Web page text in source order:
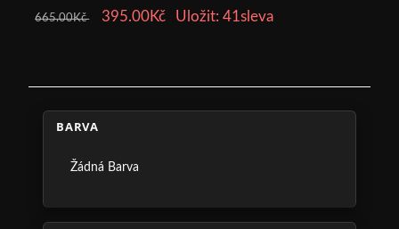
665.00Kč 395.00Kč Uložit: 41sleva
BARVA
Žádná Barva